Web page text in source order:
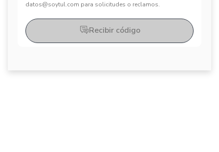
datos@soytul.com para solicitudes o reclamos.
Recibir código